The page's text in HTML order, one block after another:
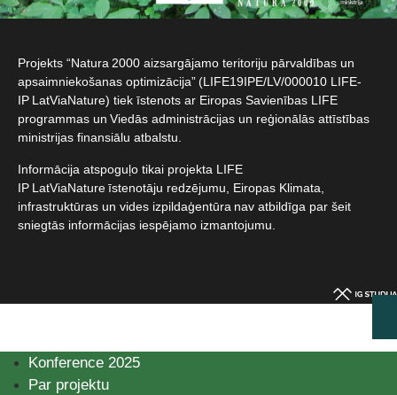
Projekts “Natura 2000 aizsargājamo teritoriju pārvaldības un
apsaimniekošanas optimizācija” (LIFE19IPE/LV/000010 LIFE-
IP LatViaNature) tiek īstenots ar Eiropas Savienības LIFE
programmas un Viedās administrācijas un reģionālās attīstības
ministrijas finansiālu atbalstu.​
Informācija atspoguļo tikai projekta LIFE
IP LatViaNature īstenotāju redzējumu, Eiropas Klimata,
infrastruktūras un vides izpildaģentūra nav atbildīga par šeit
sniegtās informācijas iespējamo izmantojumu.​
Konference 2025
Par projektu